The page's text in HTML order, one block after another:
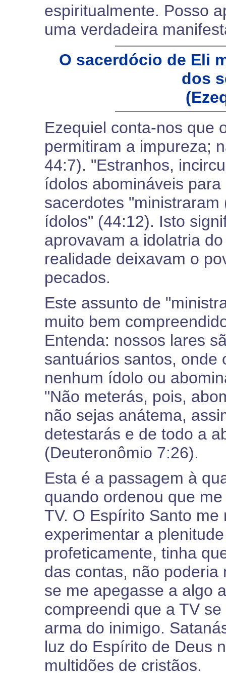
espiritualmente. Posso
uma verdadeira
O sacerdócio de Eli
dos
Ezequiel conta-nos que
permitiram a impureza;
44:7). "Estranhos,
ídolos abomináveis
sacerdotes
ídolos" (44:12). Isto
aprovavam a idolatria
realidade deixavam o
pecados.
Este assunto de
muito bem
Entenda: nossos lares
santuários santos, onde
nenhum ídolo ou
"Não meterás, pois,
não sejas anátema,
detestarás e de todo a
(Deuteronômio 7:26).
Esta é a passagem à
quando ordenou que
TV. O Espírito Santo
experimentar a
profeticamente, tinha
das contas, não
se me apegasse a algo
compreendi que a TV
arma do inimigo.
luz do Espírito de Deus
multidões de cristãos.